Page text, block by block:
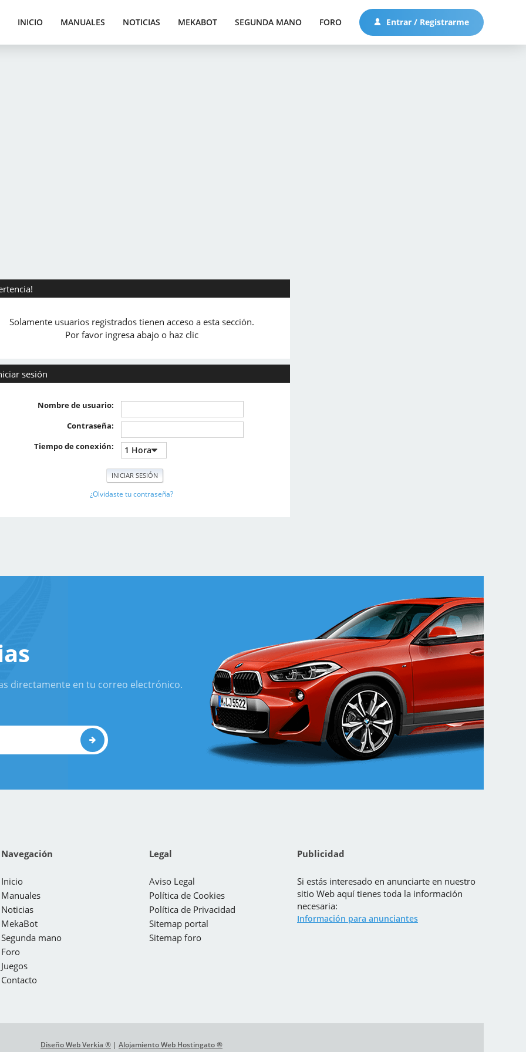
INICIO MANUALES NOTICIAS MEKABOT SEGUNDA MANO FORO Entrar / Registrarme
Solamente usuarios registrados tienen acceso a esta sección.
Por favor ingresa abajo o haz clic
sesión
Nombre de usuario:
Contraseña:
Tiempo de conexión:
¿Olvidaste tu contraseña?
directamente en tu correo electrónico.
Navegación
Inicio
Manuales
Noticias
MekaBot
Segunda mano
Foro
Juegos
Contacto
Legal
Aviso Legal
Política de Cookies
Política de Privacidad
Sitemap portal
Sitemap foro
Publicidad
Si estás interesado en anunciarte en nuestro
sitio Web aquí tienes toda la información
necesaria:
Información para anunciantes
Diseño Web Verkia ® | Alojamiento Web Hostingato ®